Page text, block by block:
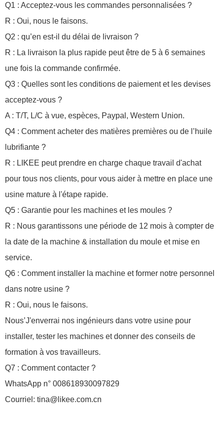
Q1 : Acceptez-vous les commandes personnalisées ?
R : Oui, nous le faisons.
Q2 : qu’en est-il du délai de livraison ?
R : La livraison la plus rapide peut être de 5 à 6 semaines
une fois la commande confirmée.
Q3 : Quelles sont les conditions de paiement et les devises
acceptez-vous ?
A : T/T, L/C à vue, espèces, Paypal, Western Union.
Q4 : Comment acheter des matières premières ou de l’huile
lubrifiante ?
R : LIKEE peut prendre en charge chaque travail d'achat
pour tous nos clients, pour vous aider à mettre en place une
usine mature à l'étape rapide.
Q5 : Garantie pour les machines et les moules ?
R : Nous garantissons une période de 12 mois à compter de
la date de la machine & installation du moule et mise en
service.
Q6 : Comment installer la machine et former notre personnel
dans notre usine ?
R : Oui, nous le faisons.
Nous’J'enverrai nos ingénieurs dans votre usine pour
installer, tester les machines et donner des conseils de
formation à vos travailleurs.
Q7 : Comment contacter ?
WhatsApp n° 008618930097829
Courriel: tina@likee.com.cn